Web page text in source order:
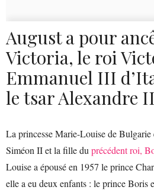
August a pour
Victoria, le roi
Emmanuel III
le tsar Alexandre II
La princesse Marie-Louise de
Siméon II et la fille du précédent roi,
Louise a épousé en 1957 le prince
elle a eu deux enfants : le prince Boris